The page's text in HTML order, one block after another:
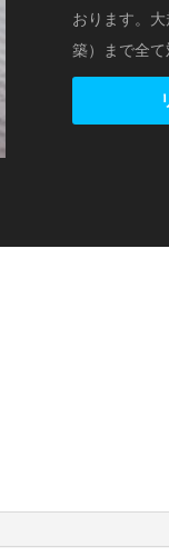
おります。
築）まで全て